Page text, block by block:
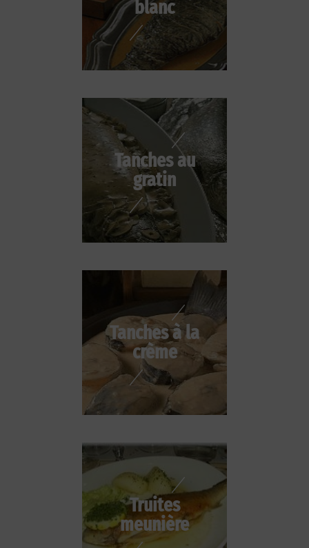
blanc
Tanches au
gratin
Tanches à la
crème
Truites
meunière